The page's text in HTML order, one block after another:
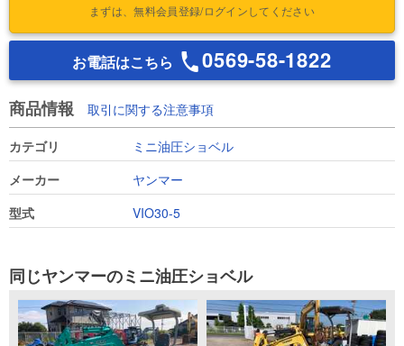
まずは、無料会員登録/ログインしてください
お電話はこちら 0569-58-1822
商品情報 取引に関する注意事項
カテゴリ
ミニ油圧ショベル
メーカー
ヤンマー
型式
VIO30-5
同じヤンマーのミニ油圧ショベル